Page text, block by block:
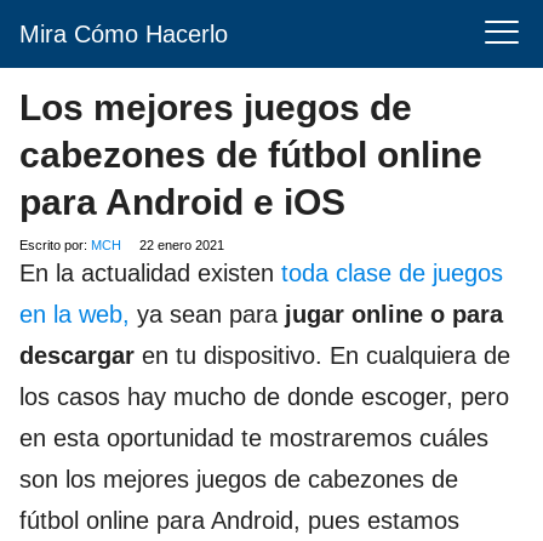
Mira Cómo Hacerlo
Los mejores juegos de
cabezones de fútbol online
para Android e iOS
Escrito por: MCH 22 enero 2021
En la actualidad existen toda clase de juegos
en la web, ya sean para jugar online o para
descargar en tu dispositivo. En cualquiera de
los casos hay mucho de donde escoger, pero
en esta oportunidad te mostraremos cuáles
son los mejores juegos de cabezones de
fútbol online para Android, pues estamos